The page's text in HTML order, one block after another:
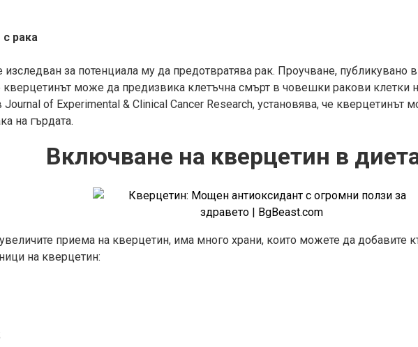
рака
изследван за потенциала му да предотвратява рак. Проучване, публикувано
кверцетинът може да предизвика клетъчна смърт в човешки ракови клетки
Journal of Experimental & Clinical Cancer Research, установява, че квeрцетинът
на гърдата.
Включване на кверцетин в
приема на квeрцетин, има много храни, които можете да добавите
на кверцетин: